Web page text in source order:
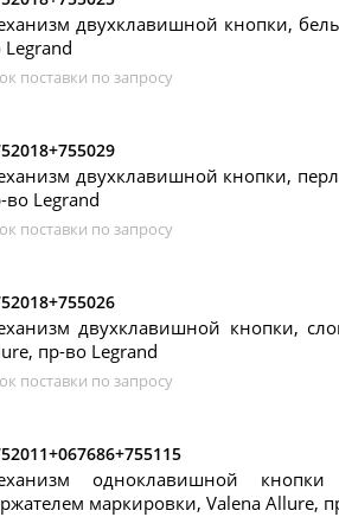
двухклавишной кнопки,
Legrand
поставки по запросу
двухклавишной кнопки,
во Legrand
поставки по запросу
двухклавишной кнопки,
пр-во Legrand
поставки по запросу
одноклавишной
маркировки, Valena Allure,